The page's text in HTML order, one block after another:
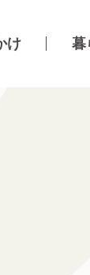
け 暮